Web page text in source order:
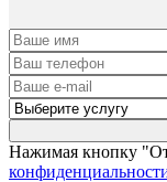
Нажимая кнопку